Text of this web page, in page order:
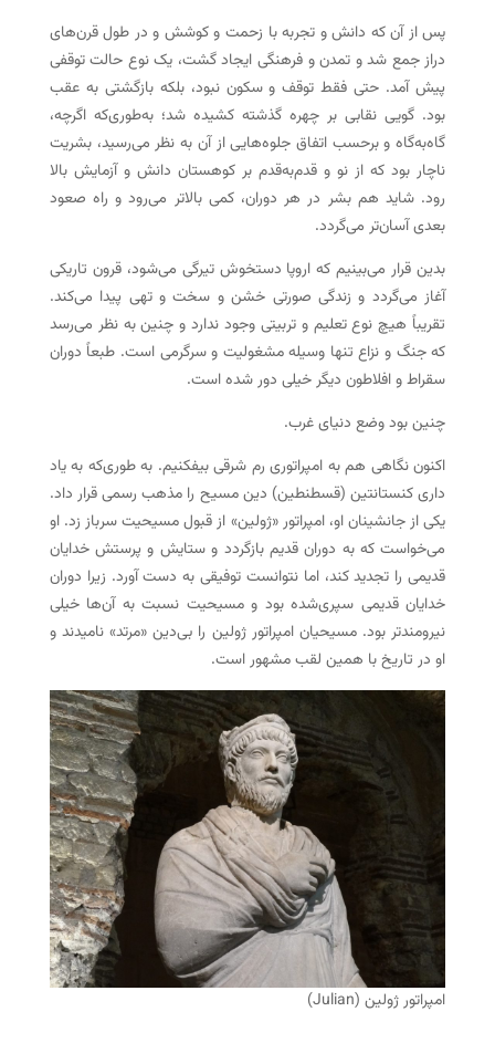
پس از آن که دانش و تجربه با زحمت و کوشش و در طول قرن‌های
دراز جمع شد و تمدن و فرهنگی ایجاد گشت، یک نوع حالت توقفی
پیش آمد. حتی فقط توقف و سکون نبود، بلکه بازگشتی به عقب
بود. گویی نقابی بر چهره گذشته کشیده شد؛ به‌طوری‌که اگرچه،
گاه‌به‌گاه و برحسب اتفاق جلوه‌هایی از آن به نظر می‌رسید، بشریت
ناچار بود که از نو و قدم‌به‌قدم بر کوهستان دانش و آزمایش بالا
رود. شاید هم بشر در هر دوران، کمی بالاتر می‌رود و راه صعود
بعدی آسان‌تر می‌گردد.
بدین قرار می‌بینیم که اروپا دستخوش تیرگی می‌شود، قرون تاریکی
آغاز می‌گردد و زندگی صورتی خشن و سخت و تهی پیدا می‌کند.
تقریباً هیچ نوع تعلیم و تربیتی وجود ندارد و چنین به نظر می‌رسد
که جنگ و نزاع تنها وسیله مشغولیت و سرگرمی است. طبعاً دوران
سقراط و افلاطون دیگر خیلی دور شده است.
چنین بود وضع دنیای غرب.
اکنون نگاهی هم به امپراتوری رم شرقی بیفکنیم. به طوری‌که به یاد
داری کنستانتین (قسطنطین) دین مسیح را مذهب رسمی قرار داد.
یکی از جانشینان او، امپراتور «ژولین» از قبول مسیحیت سرباز زد. او
می‌خواست که به دوران قدیم بازگردد و ستایش و پرستش خدایان
قدیمی را تجدید کند، اما نتوانست توفیقی به دست آورد. زیرا دوران
خدایان قدیمی سپری‌شده بود و مسیحیت نسبت به آن‌ها خیلی
نیرومندتر بود. مسیحیان امپراتور ژولین را بی‌دین «مرتد» نامیدند و
او در تاریخ با همین لقب مشهور است.
امپراتور ژولین (Julian)